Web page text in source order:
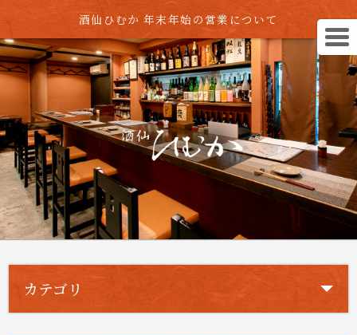
酒仙ひむか 年末年始の営業について
カテゴリ